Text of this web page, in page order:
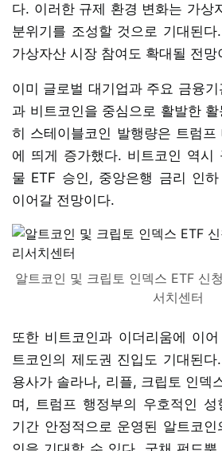
다. 이러한 규제 환경 변화는 가상
분위기를 조성할 것으로 기대된
가상자산 시장 참여도 확대될 전망
이미 글로벌 대기업과 주요 금융
과 비트코인을 중심으로 활발한
히 스테이블코인 발행량은 트럼
에 띄게 증가했다. 비트코인 역시
물 ETF 승인, 중앙은행 금리 인
이어갈 전망이다.
알트코인 및 크립토 인덱스 ETF 신
서치센터
또한 비트코인과 이더리움에 이
트코인의 제도권 진입도 기대된
용사가 솔라나, 리플, 크립토 인덱
며, 트럼프 행정부의 우호적인
기간 안정적으로 운영된 알트코